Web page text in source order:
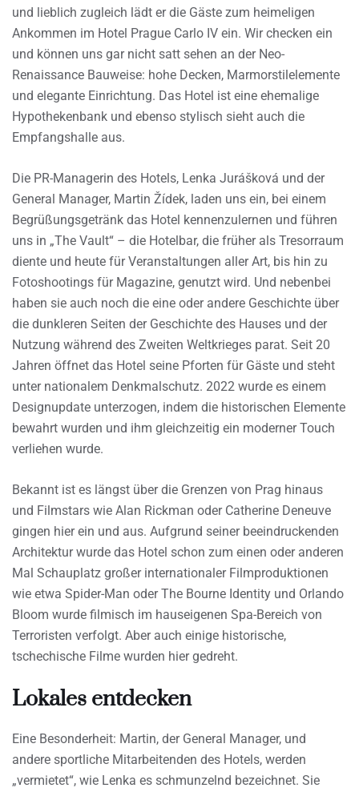
und lieblich zugleich lädt er die Gäste zum heimeligen
Ankommen im Hotel Prague Carlo IV ein. Wir checken ein
und können uns gar nicht satt sehen an der Neo-
Renaissance Bauweise: hohe Decken, Marmorstilelemente
und elegante Einrichtung. Das Hotel ist eine ehemalige
Hypothekenbank und ebenso stylisch sieht auch die
Empfangshalle aus.
Die PR-Managerin des Hotels, Lenka Jurášková und der
General Manager, Martin Žídek, laden uns ein, bei einem
Begrüßungsgetränk das Hotel kennenzulernen und führen
uns in „The Vault“ – die Hotelbar, die früher als Tresorraum
diente und heute für Veranstaltungen aller Art, bis hin zu
Fotoshootings für Magazine, genutzt wird. Und nebenbei
haben sie auch noch die eine oder andere Geschichte über
die dunkleren Seiten der Geschichte des Hauses und der
Nutzung während des Zweiten Weltkrieges parat. Seit 20
Jahren öffnet das Hotel seine Pforten für Gäste und steht
unter nationalem Denkmalschutz. 2022 wurde es einem
Designupdate unterzogen, indem die historischen Elemente
bewahrt wurden und ihm gleichzeitig ein moderner Touch
verliehen wurde.
Bekannt ist es längst über die Grenzen von Prag hinaus
und Filmstars wie Alan Rickman oder Catherine Deneuve
gingen hier ein und aus. Aufgrund seiner beeindruckenden
Architektur wurde das Hotel schon zum einen oder anderen
Mal Schauplatz großer internationaler Filmproduktionen
wie etwa Spider-Man oder The Bourne Identity und Orlando
Bloom wurde filmisch im hauseigenen Spa-Bereich von
Terroristen verfolgt. Aber auch einige historische,
tschechische Filme wurden hier gedreht.
Lokales entdecken
Eine Besonderheit: Martin, der General Manager, und
andere sportliche Mitarbeitenden des Hotels, werden
„vermietet“, wie Lenka es schmunzelnd bezeichnet. Sie